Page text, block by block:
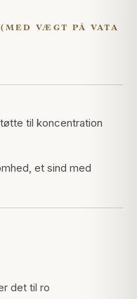
VÆGT PÅ VATA
til koncentration
et sind med
det til ro